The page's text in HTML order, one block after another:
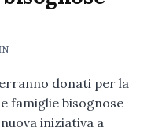
donati per la
famiglie bisognose
iniziativa a